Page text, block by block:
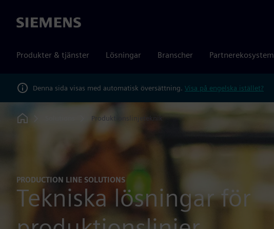
Siemens
Produkter & tjänster Lösningar Branscher Partnerekosystem
Denna sida visas med automatisk översättning. Visa på engelska istället?
Home
Produktionslinjeteknik
PRODUCTION LINE SOLUTIONS
Tekniska lösningar för